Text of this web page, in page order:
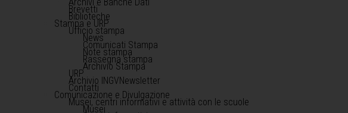
Brevetti
Biblioteche
Stampa e URP
Ufficio stampa
News
Comunicati Stampa
Note stampa
Rassegna stampa
Archivio Stampa
URP
Archivio INGVNewsletter
Contatti
Comunicazione e Divulgazione
Musei, centri informativi e attività con le scuole
Musei